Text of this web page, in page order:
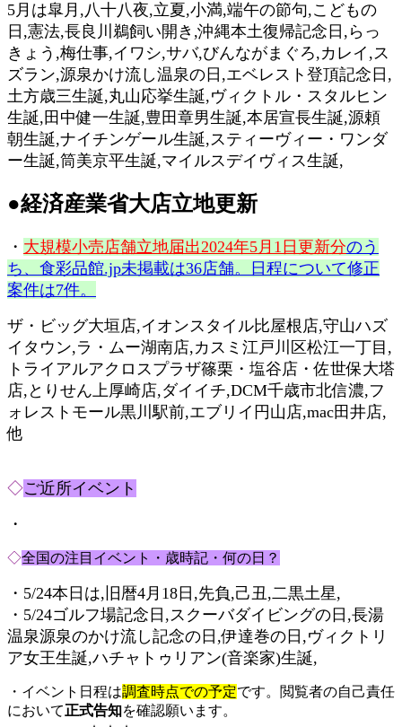
5月は皐月,八十八夜,立夏,小満,端午の節句,こどもの
日,憲法,長良川鵜飼い開き,沖縄本土復帰記念日,らっ
きょう,梅仕事,イワシ,サバ,びんながまぐろ,カレイ,ス
ズラン,源泉かけ流し温泉の日,エベレスト登頂記念日,
土方歳三生誕,丸山応挙生誕,ヴィクトル・スタルヒン
生誕,田中健一生誕,豊田章男生誕,本居宣長生誕,源頼
朝生誕,ナイチンゲール生誕,スティーヴィー・ワンダ
ー生誕,筒美京平生誕,マイルスデイヴィス生誕,
●経済産業省大店立地更新
・ 大規模小売店舗立地届出2024年5月1日更新分のう
ち、食彩品館.jp未掲載は36店舗。日程について修正
案件は7件。
ザ・ビッグ大垣店,イオンスタイル比屋根店,守山ハズ
イタウン,ラ・ムー湖南店,カスミ江戸川区松江一丁目,
トライアルアクロスプラザ篠栗・塩谷店・佐世保大塔
店,とりせん上厚崎店,ダイイチ,DCM千歳市北信濃,フ
ォレストモール黒川駅前,エブリイ円山店,mac田井店,
他
◇ご近所イベント
・
◇全国の注目イベント・歳時記・何の日？
・5/24本日は,旧暦4月18日,先負,己丑,二黒土星,
・5/24ゴルフ場記念日,スクーバダイビングの日,長湯
温泉源泉のかけ流し記念の日,伊達巻の日,ヴィクトリ
ア女王生誕,ハチャトゥリアン(音楽家)生誕,
・イベント日程は調査時点での予定です。閲覧者の自己責任
において正式告知を確認願います。